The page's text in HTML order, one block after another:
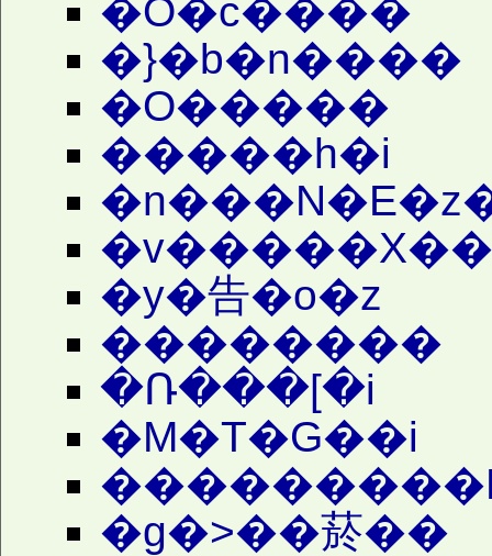
�O�c����
�}�b�n����
�O�����
�����h�i
�y�告�o�z
��������
�Ռ���[�i
�M�T�Ԍ��i
�g�˃��菸��